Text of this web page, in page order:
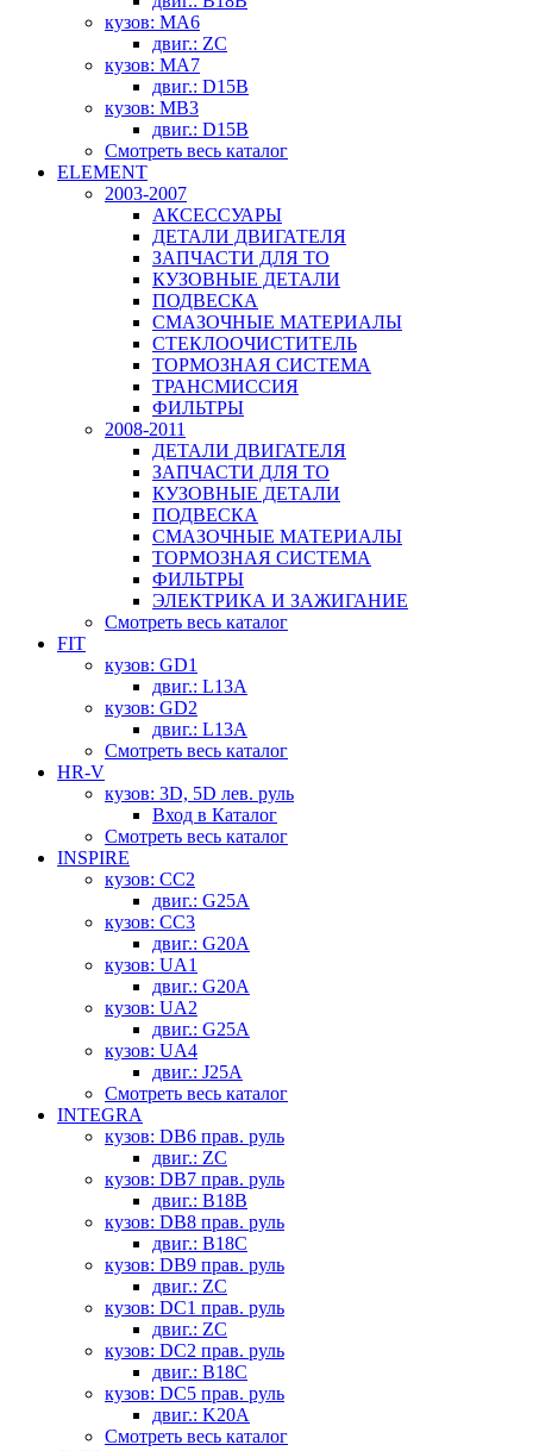
кузов: MA6
двиг.: ZC
кузов: MA7
двиг.: D15B
кузов: MB3
двиг.: D15B
Смотреть весь каталог
ELEMENT
2003-2007
АКСЕССУАРЫ
ДЕТАЛИ ДВИГАТЕЛЯ
ЗАПЧАСТИ ДЛЯ ТО
КУЗОВНЫЕ ДЕТАЛИ
ПОДВЕСКА
СМАЗОЧНЫЕ МАТЕРИАЛЫ
СТЕКЛООЧИСТИТЕЛЬ
ТОРМОЗНАЯ СИСТЕМА
ТРАНСМИССИЯ
ФИЛЬТРЫ
2008-2011
ДЕТАЛИ ДВИГАТЕЛЯ
ЗАПЧАСТИ ДЛЯ ТО
КУЗОВНЫЕ ДЕТАЛИ
ПОДВЕСКА
СМАЗОЧНЫЕ МАТЕРИАЛЫ
ТОРМОЗНАЯ СИСТЕМА
ФИЛЬТРЫ
ЭЛЕКТРИКА И ЗАЖИГАНИЕ
Смотреть весь каталог
FIT
кузов: GD1
двиг.: L13A
кузов: GD2
двиг.: L13A
Смотреть весь каталог
HR-V
кузов: 3D, 5D лев. руль
Вход в Каталог
Смотреть весь каталог
INSPIRE
кузов: CC2
двиг.: G25A
кузов: CC3
двиг.: G20A
кузов: UA1
двиг.: G20A
кузов: UA2
двиг.: G25A
кузов: UA4
двиг.: J25A
Смотреть весь каталог
INTEGRA
кузов: DB6 прав. руль
двиг.: ZC
кузов: DB7 прав. руль
двиг.: B18B
кузов: DB8 прав. руль
двиг.: B18C
кузов: DB9 прав. руль
двиг.: ZC
кузов: DC1 прав. руль
двиг.: ZC
кузов: DC2 прав. руль
двиг.: B18C
кузов: DC5 прав. руль
двиг.: K20A
Смотреть весь каталог